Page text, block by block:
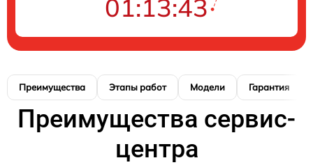
01:13:42
Преимущества Этапы работ Модели Гарантия
Преимущества сервис-
центра